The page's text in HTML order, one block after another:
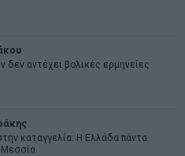
δεν αντέχει βολικές ερμηνείες
καταγγελία: Η Ελλάδα πάντα
Μεσσία